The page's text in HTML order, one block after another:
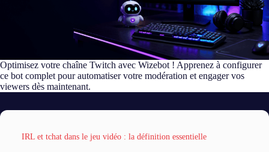
Optimisez votre chaîne Twitch avec Wizebot ! Apprenez à configurer
ce bot complet pour automatiser votre modération et engager vos
viewers dès maintenant.
IRL et tchat dans le jeu vidéo : la définition essentielle